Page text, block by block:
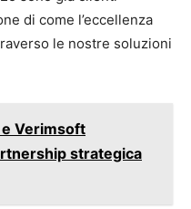
di come l’eccellenza
le nostre soluzioni
e Verimsoft
strategica